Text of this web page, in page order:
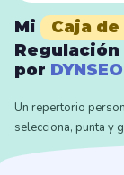
Mi Caja
Regulación
por DYNSEO
Un repertorio
selecciona, punta y